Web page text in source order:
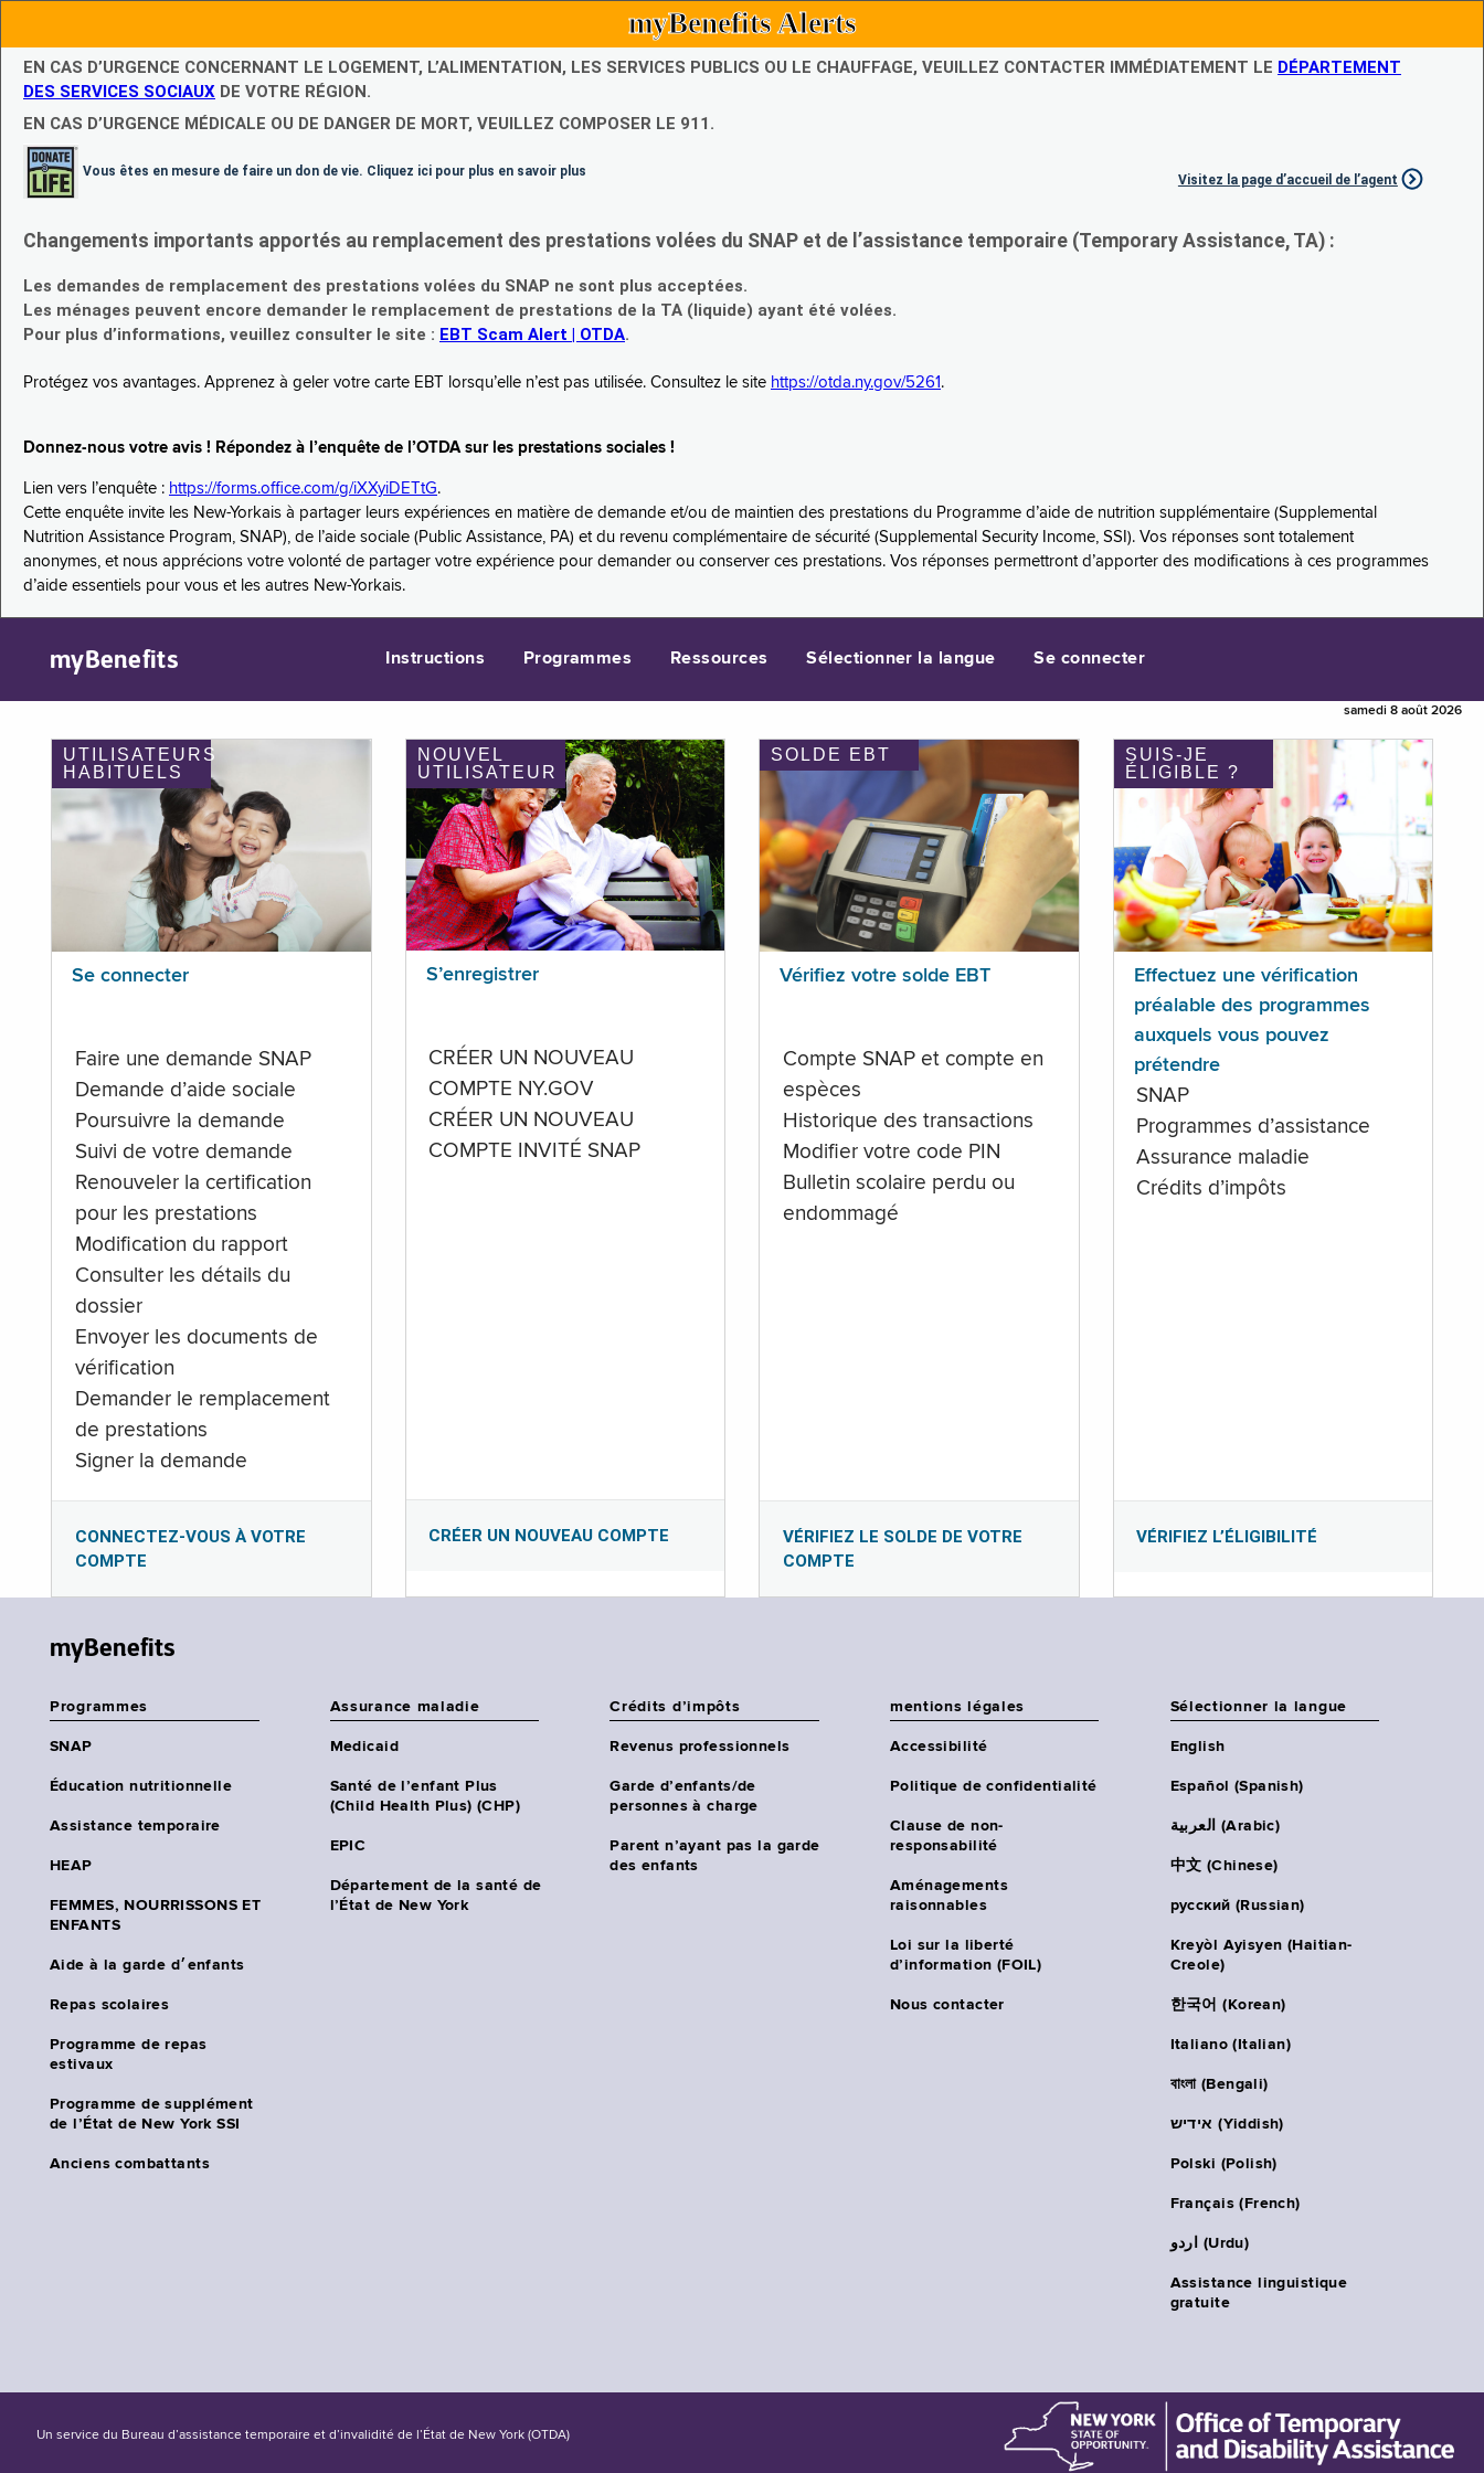
myBenefits Alerts
EN CAS D’URGENCE CONCERNANT LE LOGEMENT, L’ALIMENTATION, LES SERVICES PUBLICS OU LE CHAUFFAGE, VEUILLEZ CONTACTER IMMÉDIATEMENT LE DÉPARTEMENT
DES SERVICES SOCIAUX DE VOTRE RÉGION.
EN CAS D’URGENCE MÉDICALE OU DE DANGER DE MORT, VEUILLEZ COMPOSER LE 911.
Vous êtes en mesure de faire un don de vie. Cliquez ici pour plus en savoir plus
Visitez la page d’accueil de l’agent
Changements importants apportés au remplacement des prestations volées du SNAP et de l’assistance temporaire (Temporary Assistance, TA) :
Les demandes de remplacement des prestations volées du SNAP ne sont plus acceptées.
Les ménages peuvent encore demander le remplacement de prestations de la TA (liquide) ayant été volées.
Pour plus d’informations, veuillez consulter le site : EBT Scam Alert | OTDA.
Protégez vos avantages. Apprenez à geler votre carte EBT lorsqu’elle n’est pas utilisée. Consultez le site https://otda.ny.gov/5261 .
Donnez-nous votre avis ! Répondez à l’enquête de l’OTDA sur les prestations sociales !
Lien vers l’enquête : https://forms.office.com/g/iXXyiDETtG.
Cette enquête invite les New-Yorkais à partager leurs expériences en matière de demande et/ou de maintien des prestations du Programme d’aide de nutrition supplémentaire (Supplemental
Nutrition Assistance Program, SNAP), de l’aide sociale (Public Assistance, PA) et du revenu complémentaire de sécurité (Supplemental Security Income, SSI). Vos réponses sont totalement
anonymes, et nous apprécions votre volonté de partager votre expérience pour demander ou conserver ces prestations. Vos réponses permettront d’apporter des modifications à ces programmes
d’aide essentiels pour vous et les autres New-Yorkais.
myBenefits Instructions Programmes Ressources Sélectionner la langue Se connecter
samedi 8 août 2026
UTILISATEURS
HABITUELS
Se connecter
Faire une demande SNAP
Demande d’aide sociale
Poursuivre la demande
Suivi de votre demande
Renouveler la certification
pour les prestations
Modification du rapport
Consulter les détails du
dossier
Envoyer les documents de
vérification
Demander le remplacement
de prestations
Signer la demande
CONNECTEZ-VOUS À VOTRE
COMPTE
NOUVEL
UTILISATEUR
S’enregistrer
CRÉER UN NOUVEAU
COMPTE NY.GOV
CRÉER UN NOUVEAU
COMPTE INVITÉ SNAP
CRÉER UN NOUVEAU COMPTE
SOLDE EBT
Vérifiez votre solde EBT
Compte SNAP et compte en
espèces
Historique des transactions
Modifier votre code PIN
Bulletin scolaire perdu ou
endommagé
VÉRIFIEZ LE SOLDE DE VOTRE
COMPTE
SUIS-JE
ÉLIGIBLE ?
Effectuez une vérification
préalable des programmes
auxquels vous pouvez
prétendre
SNAP
Programmes d’assistance
Assurance maladie
Crédits d’impôts
VÉRIFIEZ L’ÉLIGIBILITÉ
myBenefits
Programmes
SNAP
Éducation nutritionnelle
Assistance temporaire
HEAP
FEMMES, NOURRISSONS ET
ENFANTS
Aide à la garde d׳enfants
Repas scolaires
Programme de repas
estivaux
Programme de supplément
de l’État de New York SSI
Anciens combattants
Assurance maladie
Medicaid
Santé de l’enfant Plus
(Child Health Plus) (CHP)
EPIC
Département de la santé de
l’État de New York
Crédits d’impôts
Revenus professionnels
Garde d’enfants/de
personnes à charge
Parent n’ayant pas la garde
des enfants
mentions légales
Accessibilité
Politique de confidentialité
Clause de non-
responsabilité
Aménagements
raisonnables
Loi sur la liberté
d’information (FOIL)
Nous contacter
Sélectionner la langue
English
Español (Spanish)
العربية (Arabic)
中文 (Chinese)
русский (Russian)
Kreyòl Ayisyen (Haitian-
Creole)
한국어 (Korean)
Italiano (Italian)
বাংলা (Bengali)
אידיש (Yiddish)
Polski (Polish)
Français (French)
اردو (Urdu)
Assistance linguistique
gratuite
Un service du Bureau d’assistance temporaire et d’invalidité de l’État de New York (OTDA)